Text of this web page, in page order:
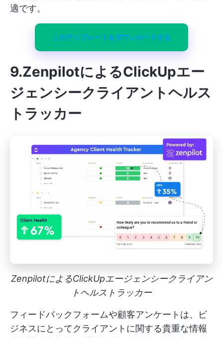
適です。
このテンプレートをダウンロードする
9.ZenpilotによるClickUpエー
ジェンシークライアントヘルス
トラッカー
ZenpilotによるClickUpエージェンシークライアン
トヘルストラッカー
フィードバックフォームや顧客アンケートは、ビ
ジネスにとってクライアントに関する貴重な情報